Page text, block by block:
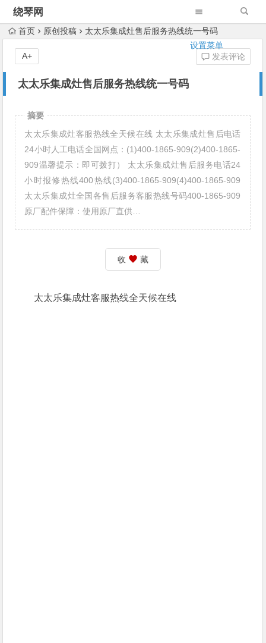
绕琴网
设置菜单
首页 原创投稿 太太乐集成灶售后服务热线统一号码
太太乐集成灶售后服务热线统一号码
发表评论
A+
摘要
太太乐集成灶客服热线全天候在线 太太乐集成灶售后电话
24小时人工电话全国网点：(1)400-1865-909(2)400-1865-
909温馨提示：即可拨打） 太太乐集成灶售后服务电话24
小时报修热线400热线(3)400-1865-909(4)400-1865-909
太太乐集成灶全国各售后服务客服热线号码400-1865-909
原厂配件保障：使用原厂直供…
收 藏
太太乐集成灶客服热线全天候在线